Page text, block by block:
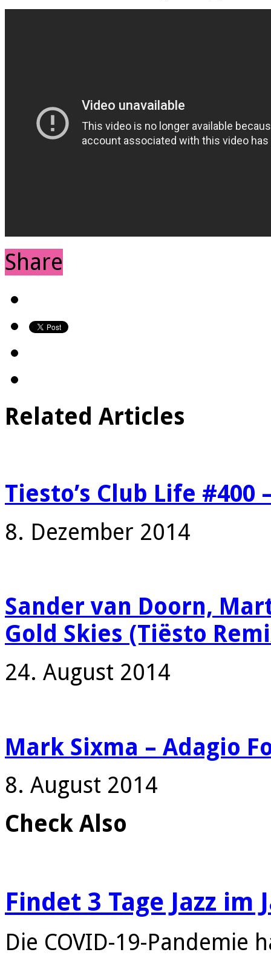
Share
Related Articles
Tiesto’s Club Life #400
8. Dezember 2014
Sander van Doorn,
Gold Skies (Tiësto
24. August 2014
Mark Sixma – Adagio
8. August 2014
Check Also
Findet 3 Tage Jazz im
Die COVID-19-Pandemie